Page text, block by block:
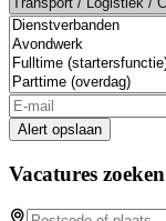
Alert opslaan
Vacatures zoeken